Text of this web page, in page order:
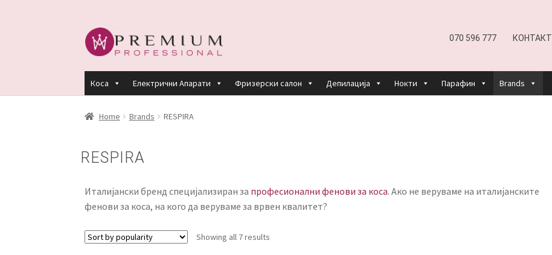
Skip
to
Skip
to
070 596 777 КОНТАКТ
Коса Електрични Апарати Фризерски салон Депилација Нокти Парафин Brands
HOME PREMIUM PROFESSIONAL LINKS
Home Brands RESPIRA
RESPIRA
Италијански бренд специјализиран за професионални фенови за коса. Ако не веруваме на италијанските
фенови за коса, на кого да веруваме за врвен квалитет?
Showing all 7 results